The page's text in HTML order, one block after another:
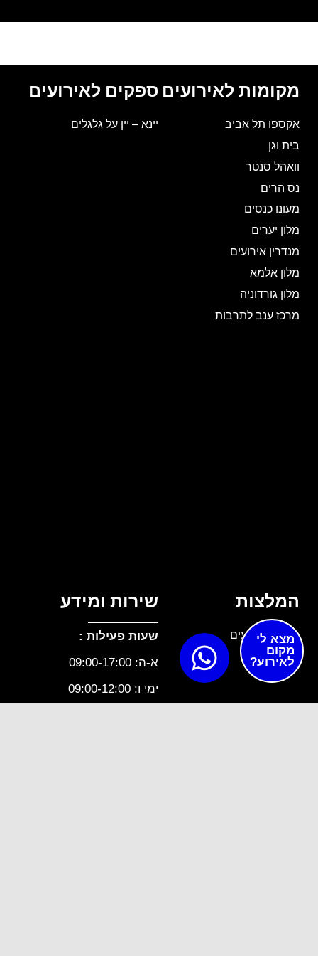
מצא לי
מקום
לאירוע?
מקומות לאירועים
אקספו תל אביב
בית וגן
וואהל סנטר
נס הרים
מעונו כנסים
מלון יערים
מנדרין אירועים
מלון אלמא
מלון גורדוניה
מרכז ענב לתרבות
ספקים לאירועים
יינא – יין על גלגלים
המלצות
מנדרין אירועים
שירות ומידע
שעות פעילות :
א-ה: 09:00-17:00
ימי ו: 09:00-12:00